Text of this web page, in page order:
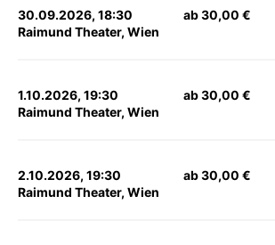
30.09.2026, 18:30
Raimund Theater, Wien
ab 30,00 €
1.10.2026, 19:30
Raimund Theater, Wien
ab 30,00 €
2.10.2026, 19:30
Raimund Theater, Wien
ab 30,00 €